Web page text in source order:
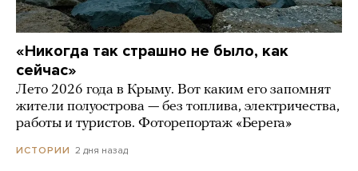
«Никогда так страшно не было, как
сейчас»
Лето 2026 года в Крыму. Вот каким его запомнят
жители полуострова — без топлива, электричества,
работы и туристов. Фоторепортаж «Берега»
ИСТОРИИ 2 дня назад